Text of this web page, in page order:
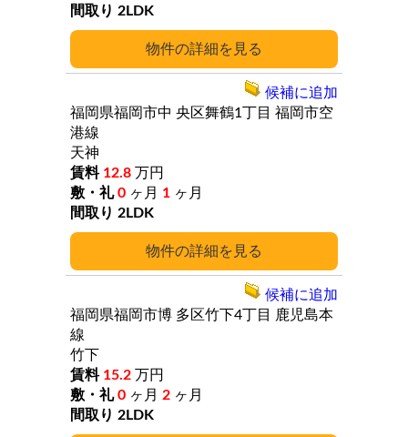
詳細
2LDK
詳細
福岡県福岡市中 央区舞鶴1丁目 福岡市空
港線
天神
12.8 万円
0 ヶ月 1 ヶ月
2LDK
候補に追加
福岡県福岡市博 多区竹下4丁目
鹿児島本
線
竹下
15.2 万円
0 ヶ月 2 ヶ月
2LDK
候補に追加